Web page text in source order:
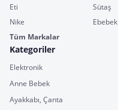
Eti
Sütaş
Nike
Ebebek
Tüm Markalar
Kategoriler
Elektronik
Anne Bebek
Ayakkabı, Çanta